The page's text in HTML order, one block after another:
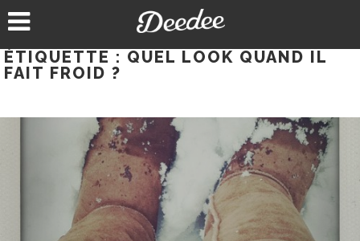
au
ÉTIQUETTE : QUEL LOOK QUAND IL
FAIT FROID ?